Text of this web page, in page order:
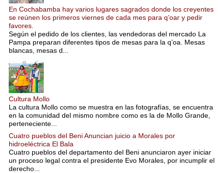
En Cochabamba hay varios lugares sagrados donde los creyentes
se reúnen los primeros viernes de cada mes para q’oar y pedir
favores.
Según el pedido de los clientes, las vendedoras del mercado La
Pampa preparan diferentes tipos de mesas para la q’oa. Mesas
blancas, mesas d...
Cultura Mollo
La cultura Mollo como se muestra en las fotografías, se encuentra
en la comunidad del mismo nombre como es la de Mollo Grande,
perteneciente...
Cuatro pueblos del Beni Anuncian juicio a Morales por
hidroeléctrica El Bala
Cuatro pueblos del departamento del Beni anunciaron ayer iniciar
un proceso legal contra el presidente Evo Morales, por incumplir el
derecho...